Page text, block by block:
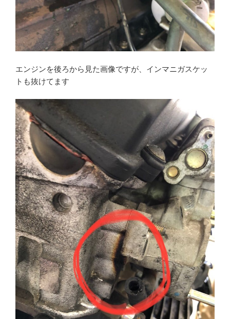
エンジンを後ろから見た画像ですが、インマニガスケッ
トも抜けてます